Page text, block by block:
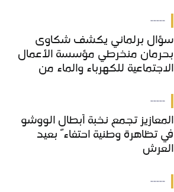
-----
سؤال برلماني يكشف شكاوى
بحرمان منخرطي مؤسسة الأعمال
الاجتماعية للكهرباء والماء من
-----
المعازيز تجمع نخبة أبطال الووشو
في تظاهرة وطنية احتفاءً بعيد
العرش
-----